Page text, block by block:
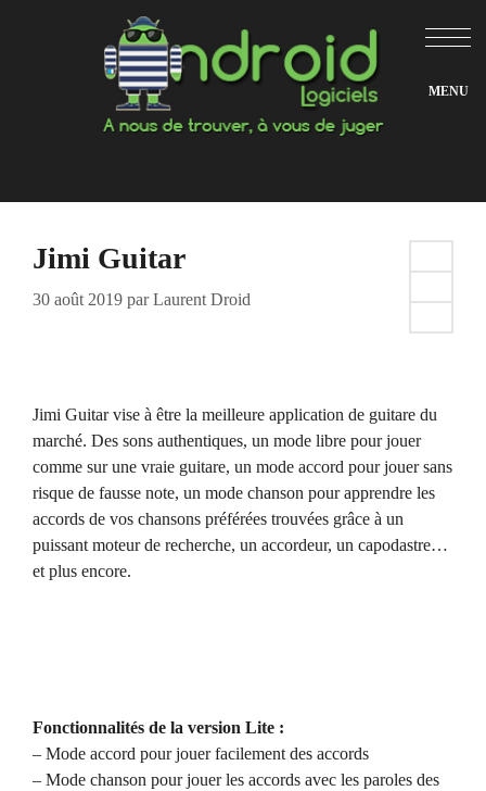
Jimi Guitar
30 août 2019 parLaurent Droid
Jimi Guitar vise à être la meilleure application de guitare du
marché. Des sons authentiques, un mode libre pour jouer
comme sur une vraie guitare, un mode accord pour jouer sans
risque de fausse note, un mode chanson pour apprendre les
accords de vos chansons préférées trouvées grâce à un
puissant moteur de recherche, un accordeur, un capodastre…
et plus encore.
Fonctionnalités de la version Lite :
– Mode accord pour jouer facilement des accords
– Mode chanson pour jouer les accords avec les paroles des